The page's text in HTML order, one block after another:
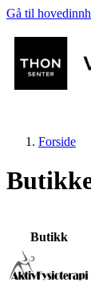
Gå til
Mat og
Helse
Forside
Butikk